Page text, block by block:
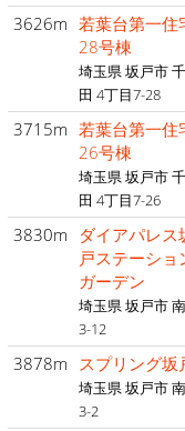
3626m 若葉台第一住
28号棟
埼玉県 坂戸市
田 4丁目7-28
3715m 若葉台第一住
26号棟
埼玉県 坂戸市
田 4丁目7-26
3830m
ダイアパレス
戸ステーショ
ガーデン
埼玉県 坂戸市
3-12
3878m スプリング坂
埼玉県 坂戸市
3-2